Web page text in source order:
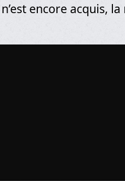
encore acquis,